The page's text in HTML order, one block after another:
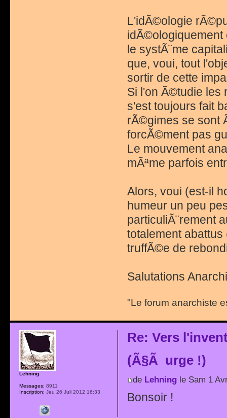
L'idÃ©ologie
le systÃ¨me
que, voui, tout
sortir de cette
Si l'on Ã©tudie les
s'est toujours fait
rÃ©gimes se sont
forcÃ©ment pas
Le mouvement
mÃªme parfois
Alors, voui (est-il
humeur un peu
particuliÃ¨rement
totalement
truffÃ©e de
Salutations
"Le forum anarchiste
Re: Vers
(Ã§Ã urge !)
de Lehningle Sam 1
Bonsoir !
Lehning
Messages: 8911
Inscription: Jeu 26 Juil 2012 16:33